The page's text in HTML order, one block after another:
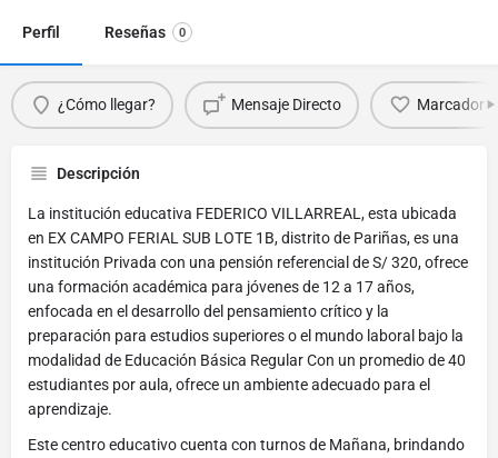
Perfil Reseñas 0
¿Cómo llegar? Mensaje Directo Marcador
Descripción
La institución educativa FEDERICO VILLARREAL, esta ubicada
en EX CAMPO FERIAL SUB LOTE 1B, distrito de Pariñas, es una
institución Privada con una pensión referencial de S/ 320, ofrece
una formación académica para jóvenes de 12 a 17 años,
enfocada en el desarrollo del pensamiento crítico y la
preparación para estudios superiores o el mundo laboral bajo la
modalidad de Educación Básica Regular Con un promedio de 40
estudiantes por aula, ofrece un ambiente adecuado para el
aprendizaje.
Este centro educativo cuenta con turnos de Mañana, brindando